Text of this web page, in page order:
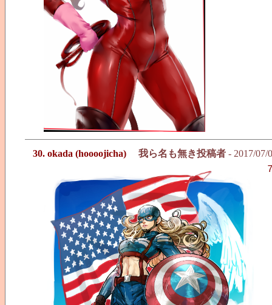
30. okada (hoooojicha) 我ら名も無き投稿者 - 2017/07/